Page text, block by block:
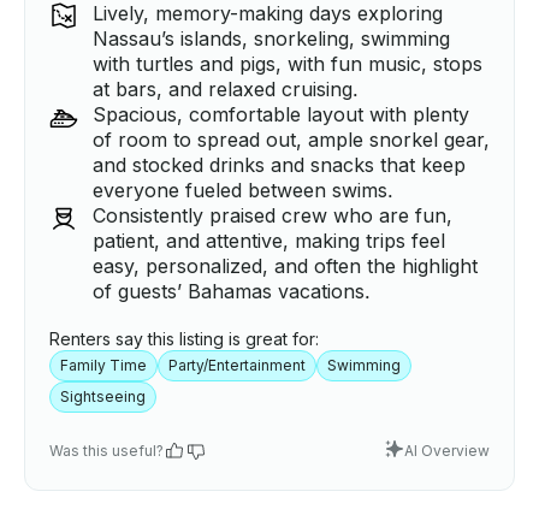
Lively, memory-making days exploring
Nassau’s islands, snorkeling, swimming
with turtles and pigs, with fun music, stops
at bars, and relaxed cruising.
Spacious, comfortable layout with plenty
of room to spread out, ample snorkel gear,
and stocked drinks and snacks that keep
everyone fueled between swims.
Consistently praised crew who are fun,
patient, and attentive, making trips feel
easy, personalized, and often the highlight
of guests’ Bahamas vacations.
Renters say this listing is great for:
Family Time Party/Entertainment
Swimming
Sightseeing
Was this useful? AI Overview